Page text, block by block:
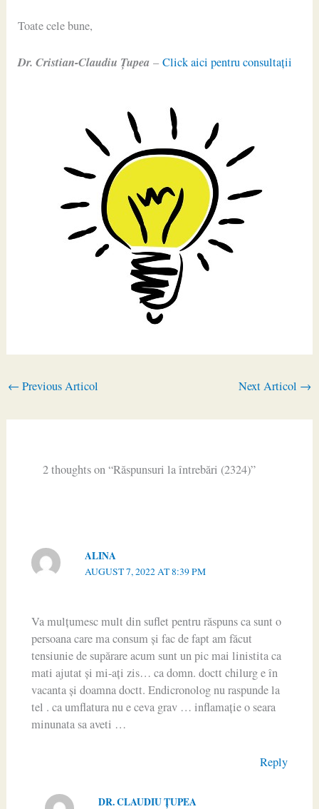
Toate cele bune,
Dr. Cristian-Claudiu Ţupea –Click aici pentru consultaţii
← Previous Articol Next Articol →
2 thoughts on “Răspunsuri la întrebări (2324)”
ALINA
AUGUST 7, 2022 AT 8:39 PM
Va mulțumesc mult din suflet pentru răspuns ca sunt o
persoana care ma consum și fac de fapt am făcut
tensiunie de supărare acum sunt un pic mai linistita ca
mati ajutat și mi-ați zis… ca domn. doctt chilurg e în
vacanta și doamna doctt. Endicronolog nu raspunde la
tel . ca umflatura nu e ceva grav … inflamație o seara
minunata sa aveti …
Reply
DR. CLAUDIU ŢUPEA